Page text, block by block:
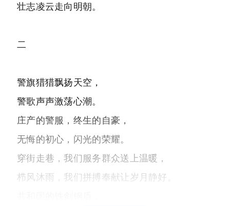
壮志凌云走向明朝。
二
警旗猎猎飘扬天空，
警歌声声激荡心潮。
庄产的警服，终生的自豪，
无悔的初心，闪光的荣耀。
穿街走巷，我们服务群众送上温暖，
栉风沐雨，我们拼搏奉献让岁月静好。